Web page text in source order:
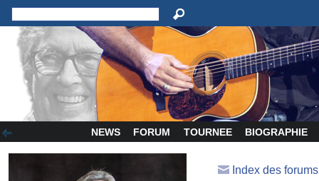
NEWS FORUM TOURNEE BIOGRAPHIE
Index des